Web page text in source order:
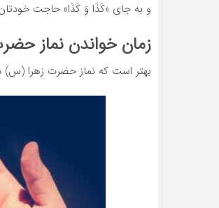
و به جای «کَذَا وَ کَذَا» حاجت خودتان
زمان خواندن نماز
بهتر است که نماز حضرت زهرا